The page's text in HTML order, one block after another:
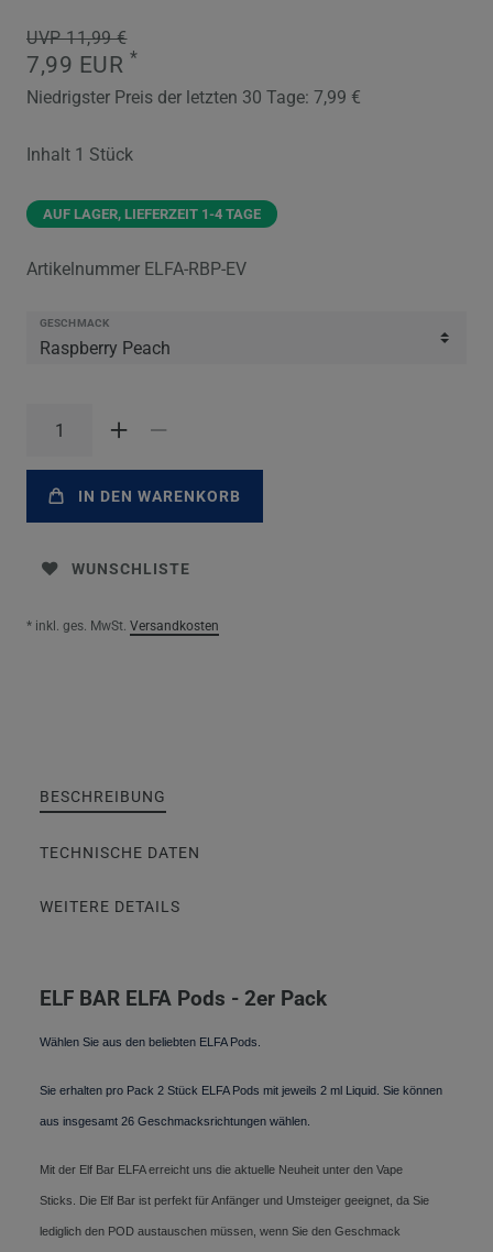
UVP 11,99 €
7,99 EUR *
Niedrigster Preis der letzten 30 Tage: 7,99 €
Inhalt 1 Stück
AUF LAGER, LIEFERZEIT 1-4 TAGE
Artikelnummer ELFA-RBP-EV
GESCHMACK
IN DEN WARENKORB
WUNSCHLISTE
* inkl. ges. MwSt. Versandkosten
BESCHREIBUNG
TECHNISCHE DATEN
WEITERE DETAILS
ELF BAR ELFA Pods - 2er Pack
Wählen Sie aus den beliebten ELFA Pods.
Sie erhalten pro Pack 2 Stück ELFA Pods mit jeweils 2 ml Liquid. Sie können
aus insgesamt 26 Geschmacksrichtungen wählen.
Mit der Elf Bar ELFA erreicht uns die aktuelle Neuheit unter den Vape
Sticks. Die Elf Bar ist perfekt für Anfänger und Umsteiger geeignet, da Sie
lediglich den POD austauschen müssen, wenn Sie den Geschmack